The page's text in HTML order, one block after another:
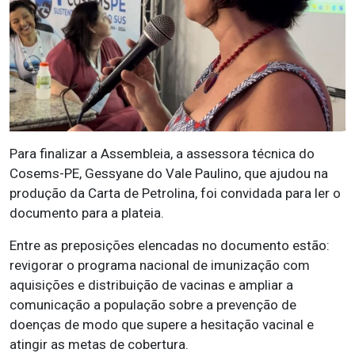
Para finalizar a Assembleia, a assessora técnica do
Cosems-PE, Gessyane do Vale Paulino, que ajudou na
produção da Carta de Petrolina, foi convidada para ler o
documento para a plateia.
Entre as preposições elencadas no documento estão:
revigorar o programa nacional de imunização com
aquisições e distribuição de vacinas e ampliar a
comunicação a população sobre a prevenção de
doenças de modo que supere a hesitação vacinal e
atingir as metas de cobertura.